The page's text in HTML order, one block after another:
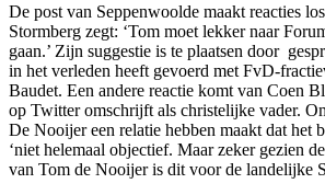
De post van Seppenwoolde maakt reacties
Stormberg zegt: ‘Tom moet lekker naar
gaan.’ Zijn suggestie is te plaatsen door
in het verleden heeft gevoerd met FvD-
Baudet. Een andere reactie komt van Coen
op Twitter omschrijft als christelijke vader.
De Nooijer een relatie hebben maakt dat het
‘niet helemaal objectief. Maar zeker gezien
van Tom de Nooijer is dit voor de landelijke